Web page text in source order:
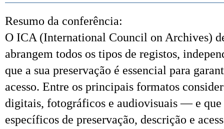
Resumo da conferência:
O ICA (International Council on Archives)
abrangem todos os tipos de registos,
que a sua preservação é essencial para
acesso. Entre os principais formatos
digitais, fotográficos e audiovisuais — e que
específicos de preservação, descrição e